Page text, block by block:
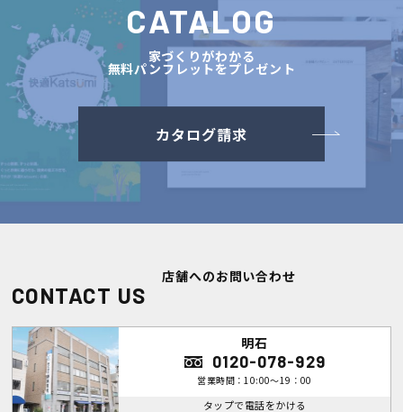
CATALOG
家づくりがわかる
無料パンフレットをプレゼント
カタログ請求
CONTACT US
店舗へのお問い合わせ
明石
0120-078-929
営業時間：10:00～19：00
タップで電話をかける